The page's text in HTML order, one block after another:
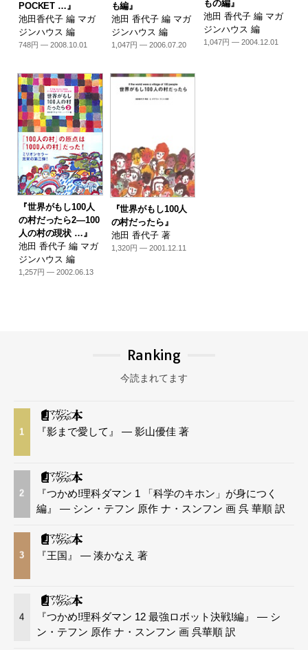
POCKET …』
池田香代子 編 マガ
ジンハウス 編
748円 — 2008.10.01
も編』
池田 香代子 編 マガ
ジンハウス 編
1,047円 — 2006.07.20
もの編』
池田 香代子 編 マガ
ジンハウス 編
1,047円 — 2004.12.01
『世界がもし100人
の村だったら2―100
人の村の現状 …』
池田 香代子 編 マガ
ジンハウス 編
1,257円 — 2002.06.13
『世界がもし100人
の村だったら』
池田 香代子 著
1,320円 — 2001.12.11
Ranking
今読まれてます
1 『影まで愛して』 — 影山優佳 著
2
『つかめ!理科ダマン 1 「科学のキホン」が身につく
編』 — シン・テフン 原作 ナ・スンフン 画 呉 華順 訳
3 『王国』 — 湊かなえ 著
4
『つかめ!理科ダマン 12 最強ロボット決戦!編』 — シ
ン・テフン 原作 ナ・スンフン 画 呉華順 訳